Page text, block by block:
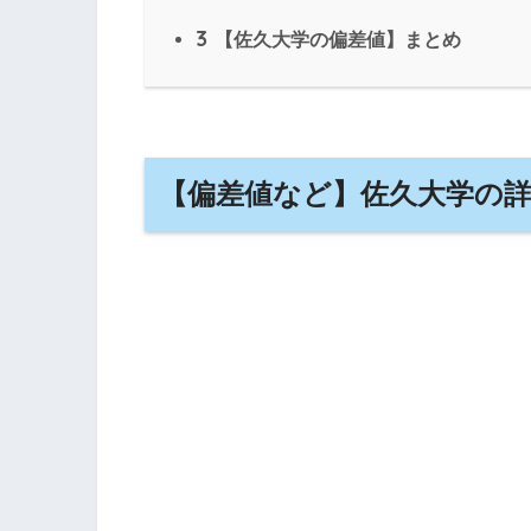
3 【佐久大学の偏差値】まとめ
【偏差値など】佐久大学の